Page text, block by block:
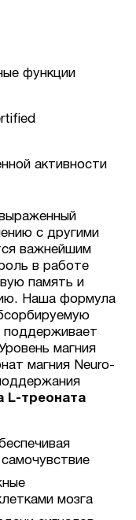
функции
активности
с другими
важнейшим
в работе
память и
Наша формула
поддерживает
магния
магния Neuro-
L-треоната
мозга